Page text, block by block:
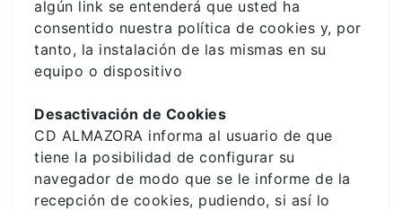
algún link se entenderá que usted ha
consentido nuestra política de cookies y, por
tanto, la instalación de las mismas en su
equipo o dispositivo
Desactivación de Cookies
CD ALMAZORA informa al usuario de que
tiene la posibilidad de configurar su
navegador de modo que se le informe de la
recepción de cookies, pudiendo, si así lo